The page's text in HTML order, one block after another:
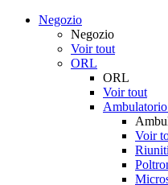
Negozio
Negozio
Voir tout
ORL
ORL
Voir tout
Voir